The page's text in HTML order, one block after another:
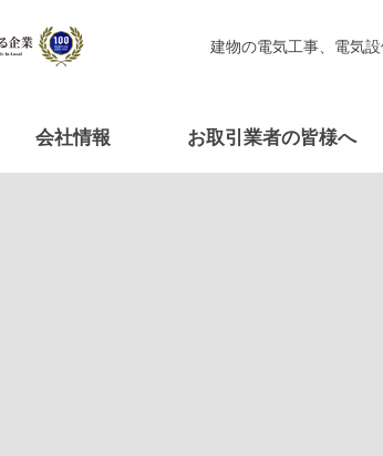
建物の電気工事、電気
会社情報 お取引業者の皆様へ